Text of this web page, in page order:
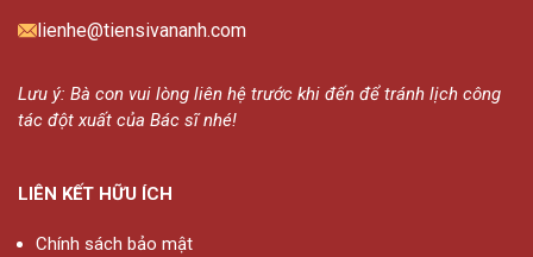
lienhe@tiensivananh.com
Lưu ý: Bà con vui lòng liên hệ trước khi đến để tránh lịch công
tác đột xuất của Bác sĩ nhé!
LIÊN KẾT HỮU ÍCH
Chính sách bảo mật